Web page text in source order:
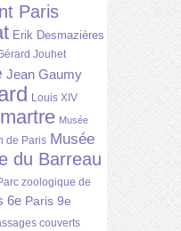
Paris
Erik Desmazières
Jouhet
Jean Gaumy
Louis XIV
Musée
de Paris Musée
du Barreau
zoologique de
6e Paris 9e
couverts